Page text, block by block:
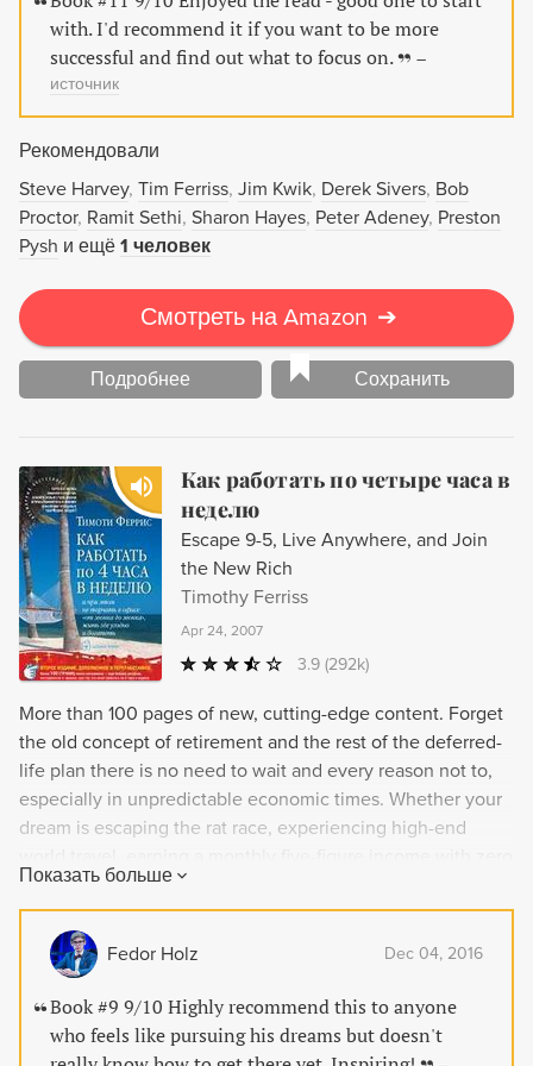
достижения успеха вам не нужно обладать
суперинтеллектом или особыми природными
дарованиями. Вам необходимо изучить и понять
вы достигнете всего, о чем всегда мечтали:
финансовой стабильности; хорошей работы;
идеальных взаимоотношений; счастливой жизни.
with. I'd recommend it if you want to be more
successful and find out what to focus on.
–
источник
Рекомендовали
Steve Harvey Tim Ferriss Jim Kwik Derek Sivers Bob
Proctor Ramit Sethi Sharon Hayes Peter Adeney Preston
Pysh и ещё 1 человек
Смотреть на Amazon ➔
Подробнее Сохранить
Как работать по четыре часа в
неделю
Escape 9-5, Live Anywhere, and Join
the New Rich
Timothy Ferriss
Apr 24, 2007
3.9 (292k)
More than 100 pages of new, cutting-edge content. Forget
the old concept of retirement and the rest of the deferred-
life plan there is no need to wait and every reason not to,
especially in unpredictable economic times. Whether your
dream is escaping the rat race, experiencing high-end
management, or just living more and working less, The 4-
Hour Workweek is the blueprint. This step-by-step guide to
luxury lifestyle design teaches: How Tim went from
$40,000 per year and 80 hours per week to $40,000 per
month and 4 hours per week. How to outsource your life to
overseas virtual assistants for $5 per hour and do whatever
you want How blue-chip escape artists travel the world
Показать больше
Fedor Holz Dec 04, 2016
Book #9 9/10 Highly recommend this to anyone
who feels like pursuing his dreams but doesn't